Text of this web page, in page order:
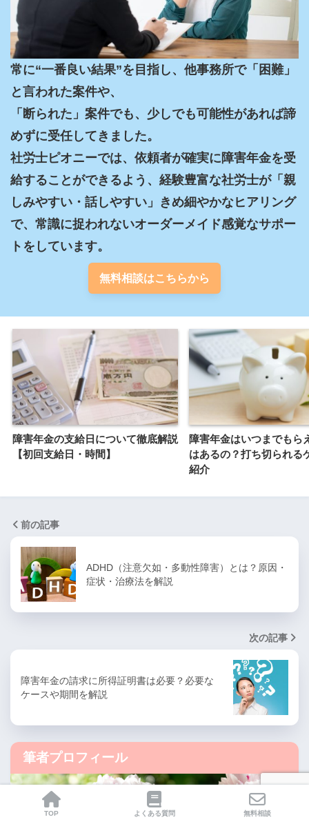
常に“一番良い結果”を目指し、他事務所で「困難」
と言われた案件や、
「断られた」案件でも、少しでも可能性があれば諦
めずに受任してきました。
社労士ピオニーでは、依頼者が確実に障害年金を受
給することができるよう、経験豊富な社労士が「親
しみやすい・話しやすい」きめ細やかなヒアリング
で、常識に捉われないオーダーメイド感覚なサポー
トをしています。
無料相談はこちらから
障害年金の支給日について徹底解説
【初回支給日・時間】
障害年金はいつまでもら
はあるの？打ち切られる
紹介
前の記事
ADHD（注意欠如・多動性障害）とは？原因・
症状・治療法を解説
次の記事
障害年金の請求に所得証明書は必要？必要な
ケースや期間を解説
筆者プロフィール
TOP よくある質問 無料相談